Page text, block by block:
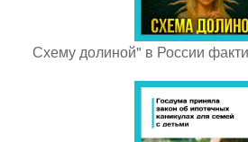
Схему долиной" в России